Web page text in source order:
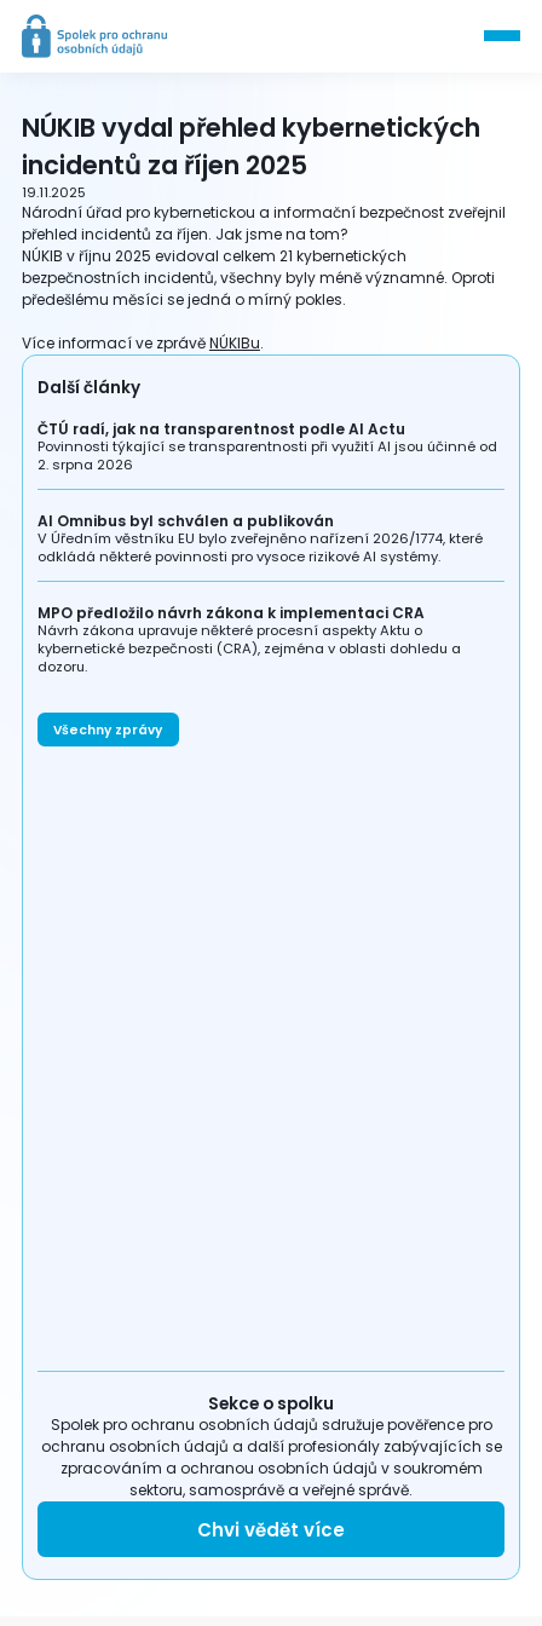
NÚKIB vydal přehled kybernetických
incidentů za říjen 2025
19.11.2025
Národní úřad pro kybernetickou a informační bezpečnost zveřejnil
přehled incidentů za říjen. Jak jsme na tom?
NÚKIB v říjnu 2025 evidoval celkem 21 kybernetických
bezpečnostních incidentů, všechny byly méně významné. Oproti
předešlému měsíci se jedná o mírný pokles.
Více informací ve zprávěNÚKIBu.
Další články
ČTÚ radí, jak na transparentnost podle AI Actu
Povinnosti týkající se transparentnosti při využití AI jsou účinné od
2. srpna 2026
AI Omnibus byl schválen a publikován
V Úředním věstníku EU bylo zveřejněno nařízení 2026/1774, které
odkládá některé povinnosti pro vysoce rizikové AI systémy.
MPO předložilo návrh zákona k implementaci CRA
Návrh zákona upravuje některé procesní aspekty Aktu o
kybernetické bezpečnosti (CRA), zejména v oblasti dohledu a
dozoru.
Všechny zprávy
Sekce o spolku
Spolek pro ochranu osobních údajů sdružuje pověřence pro
ochranu osobních údajů a další profesionály zabývajících se
zpracováním a ochranou osobních údajů v soukromém
sektoru, samosprávě a veřejné správě.
Chvi vědět více